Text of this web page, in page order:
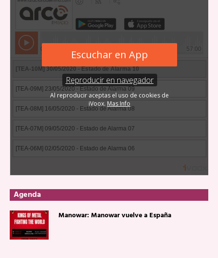
Agenda
Manowar: Manowar vuelve a España